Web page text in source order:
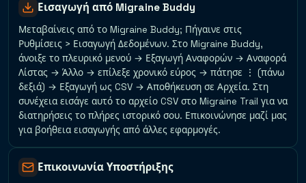
Εισαγωγή από Migraine Buddy
Μεταβαίνεις από το Migraine Buddy; Πήγαινε στις
Ρυθμίσεις > Εισαγωγή Δεδομένων. Στο Migraine Buddy,
άνοιξε το πλευρικό μενού → Εξαγωγή Αναφορών → Αναφορά
Λίστας → Άλλο → επίλεξε χρονικό εύρος → πάτησε ⋮ (πάνω
δεξιά) → Εξαγωγή ως CSV → Αποθήκευση σε Αρχεία. Στη
συνέχεια εισάγε αυτό το αρχείο CSV στο Migraine Trail για να
διατηρήσεις το πλήρες ιστορικό σου. Επικοινώνησε μαζί μας
για βοήθεια εισαγωγής από άλλες εφαρμογές.
Επικοινωνία Υποστήριξης